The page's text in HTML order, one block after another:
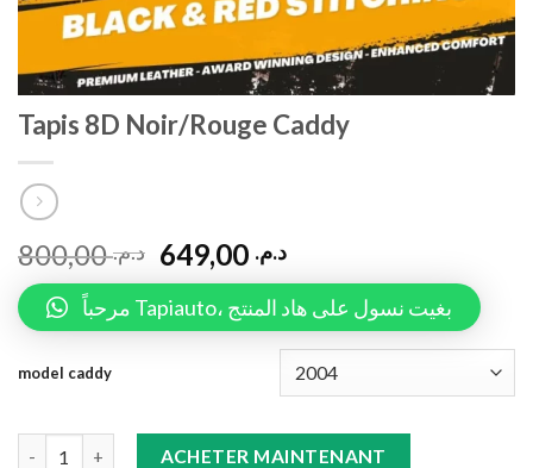
Tapis 8D Noir/Rouge Caddy
د.م.800,00 د.م.
مرحباً Tapiauto، بغيت نسول على هاد المنتج
model caddy
Tapis 8D Noir/Rouge Caddy quantity
ACHETER MAINTENANT